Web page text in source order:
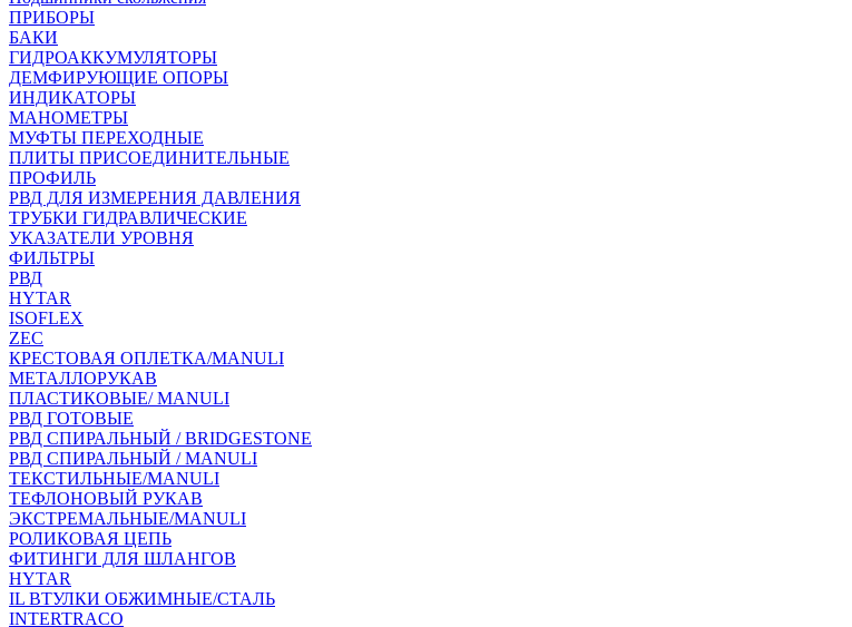
ПРИБОРЫ
БАКИ
ГИДРОАККУМУЛЯТОРЫ
ДЕМФИРУЮЩИЕ ОПОРЫ
ИНДИКАТОРЫ
МАНОМЕТРЫ
МУФТЫ ПЕРЕХОДНЫЕ
ПЛИТЫ ПРИСОЕДИНИТЕЛЬНЫЕ
ПРОФИЛЬ
РВД ДЛЯ ИЗМЕРЕНИЯ ДАВЛЕНИЯ
ТРУБКИ ГИДРАВЛИЧЕСКИЕ
УКАЗАТЕЛИ УРОВНЯ
ФИЛЬТРЫ
РВД
HYTAR
ISOFLEX
ZEC
КРЕСТОВАЯ ОПЛЕТКА/MANULI
МЕТАЛЛОРУКАВ
ПЛАСТИКОВЫЕ/ MANULI
РВД ГОТОВЫЕ
РВД СПИРАЛЬНЫЙ / BRIDGESTONE
РВД СПИРАЛЬНЫЙ / MANULI
ТЕКСТИЛЬНЫЕ/MANULI
ТЕФЛОНОВЫЙ РУКАВ
ЭКСТРЕМАЛЬНЫЕ/MANULI
РОЛИКОВАЯ ЦЕПЬ
ФИТИНГИ ДЛЯ ШЛАНГОВ
HYTAR
IL ВТУЛКИ ОБЖИМНЫЕ/СТАЛЬ
INTERTRACO